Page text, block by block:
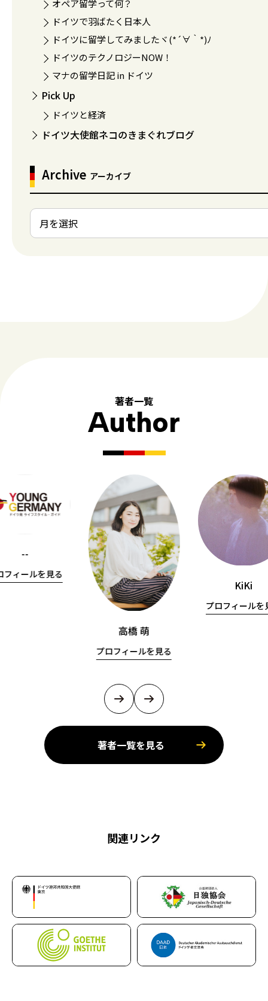
オペア留学って何？
ドイツで羽ばたく日本人
ドイツに留学してみましたヾ(*´∀｀*)ﾉ
ドイツのテクノロジーNOW！
マナの留学日記 in ドイツ
Pick Up
ドイツと経済
ドイツ大使館ネコのきまぐれブログ
Archive アーカイブ
著者一覧
Author
--
フィールを見る
高橋 萌
プロフィールを見る
KiKi
プロフィールを
著者一覧を見る
関連リンク